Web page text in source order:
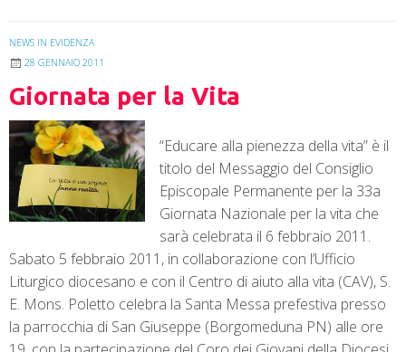
NEWS IN EVIDENZA
28 GENNAIO 2011
Giornata per la Vita
“Educare alla pienezza della vita” è il
titolo del Messaggio del Consiglio
Episcopale Permanente per la 33a
Giornata Nazionale per la vita che
sarà celebrata il 6 febbraio 2011.
Sabato 5 febbraio 2011, in collaborazione con l’Ufficio
Liturgico diocesano e con il Centro di aiuto alla vita (CAV), S.
E. Mons. Poletto celebra la Santa Messa prefestiva presso
la parrocchia di San Giuseppe (Borgomeduna PN) alle ore